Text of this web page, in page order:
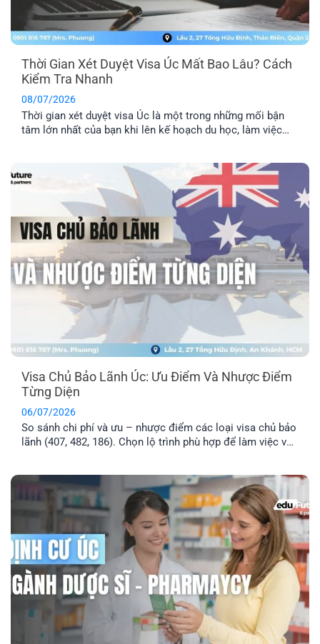
Thời Gian Xét Duyệt Visa Úc Mất Bao Lâu? Cách
Kiểm Tra Nhanh
08/07/2026
Thời gian xét duyệt visa Úc là một trong những mối bận
tâm lớn nhất của bạn khi lên kế hoạch du học, làm việc
khiến hồ sơ bị kéo [...]
Visa Chủ Bảo Lãnh Úc: Ưu Điểm Và Nhược Điểm
Từng Diện
06/07/2026
So sánh chi phí và ưu – nhược điểm các loại visa chủ bảo
lãnh (407, 482, 186). Chọn lộ trình phù hợp để làm việc và